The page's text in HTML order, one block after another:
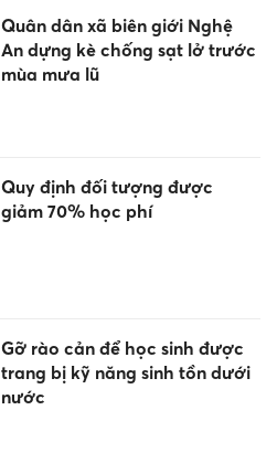
Quân dân xã biên giới Nghệ
An dựng kè chống sạt lở trước
mùa mưa lũ
Quy định đối tượng được
giảm 70% học phí
Gỡ rào cản để học sinh được
trang bị kỹ năng sinh tồn dưới
nước